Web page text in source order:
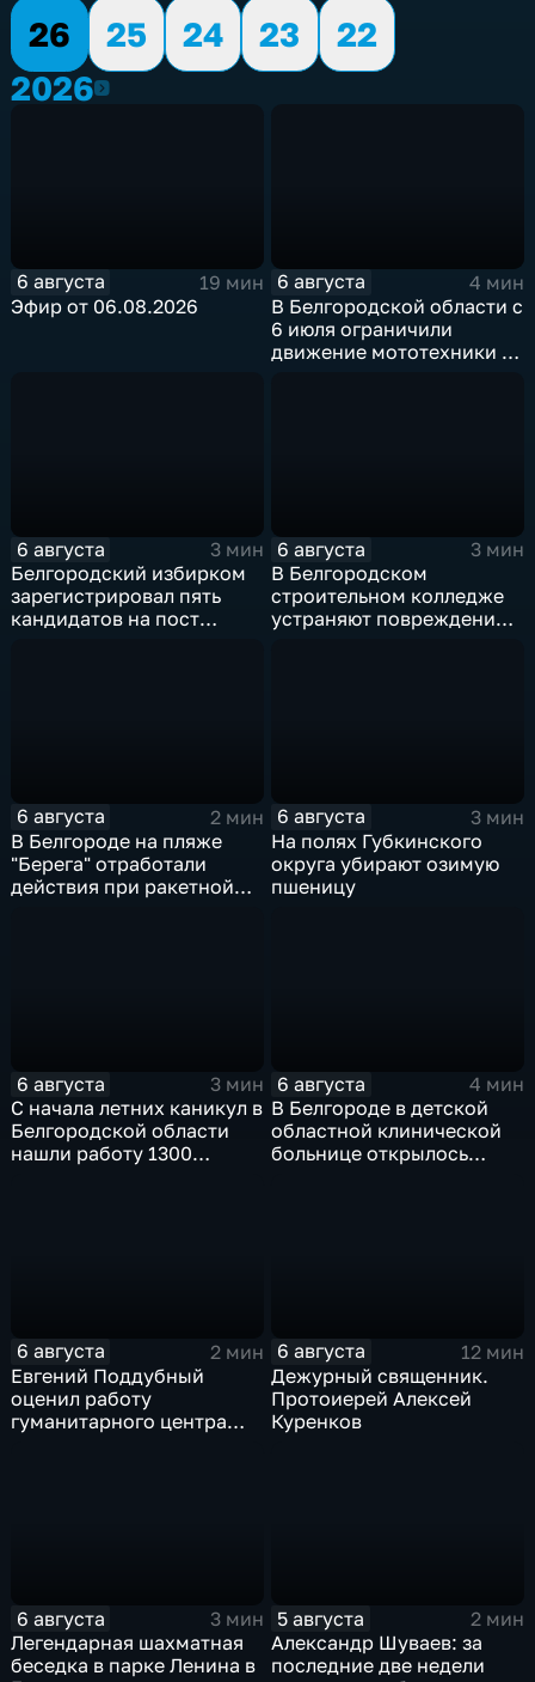
26
25 24 23
22
20262026
6 августа
19 мин
Эфир от 06.08.2026
6 августа
4 мин
В Белгородской области с
6 июля ограничили
движение мототехники в
6 августа
3 мин
Белгородский избирком
зарегистрировал пять
кандидатов на пост
6 августа
3 мин
В Белгородском
строительном колледже
устраняют повреждения
6 августа
2 мин
В Белгороде на пляже
"Берега" отработали
действия при ракетной
6 августа
3 мин
На полях Губкинского
округа убирают озимую
пшеницу
6 августа
3 мин
С начала летних каникул в
Белгородской области
нашли работу 1300
6 августа
4 мин
В Белгороде в детской
областной клинической
больнице открылось
6 августа
2 мин
Евгений Поддубный
оценил работу
гуманитарного центра
6 августа
12 мин
Дежурный священник.
Протоиерей Алексей
Куренков
6 августа
3 мин
Легендарная шахматная
беседка в парке Ленина в
5 августа
2 мин
Александр Шуваев: за
последние две недели